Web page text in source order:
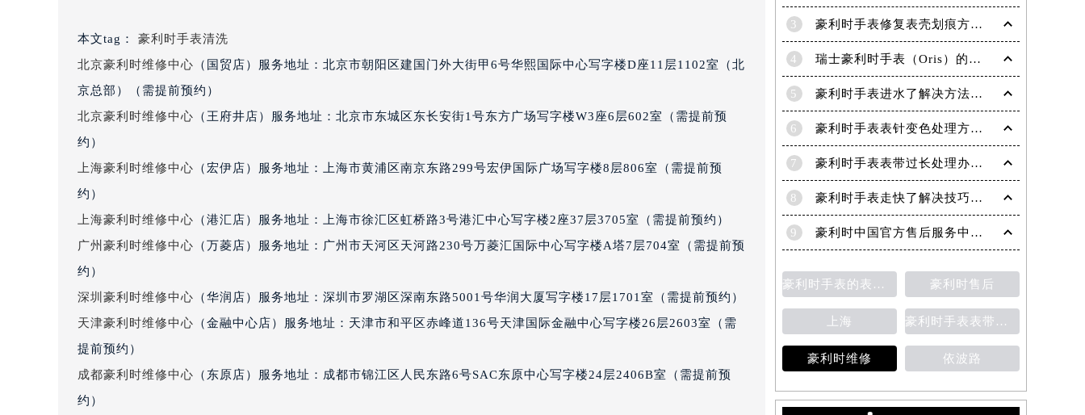
甘肃省兰州市七里河区西津西路16号兰州中心写字楼21层2102室（需提前预约）
重庆市解放碑渝中区民权路28号英利国际金融中心写字楼20层01室（需提前预约）
黑龙江省大庆市萨尔图区会战大街豪利时售后服务中心（需提前预约）
黑龙江省鹤岗市向阳区红军路豪利时售后服务中心（需提前预约）
黑龙江省七台河市桃山区大同街豪利时售后服务中心（需提前预约）
黑龙江省齐齐哈尔市龙沙区龙华路豪利时售后服务中心（需提前预约）
黑龙江省绥化市北林区新华街与康庄路交叉口豪利时售后服务中心（需提前预约）
黑龙江省伊春市伊美区通河路豪利时售后服务中心（需提前预约）
吉林省吉林市船营区河南街豪利时售后服务中心（需提前预约）
本文tag： 豪利时手表清洗
北京豪利时维修中心 （国贸店）服务地址：北京市朝阳区建国门外大街甲6号华熙国际中心写字楼D座11层1102室（北
京总部）（需提前预约）
北京豪利时维修中心 （王府井店）服务地址：北京市东城区东长安街1号东方广场写字楼W3座6层602室（需提前预
约）
上海豪利时维修中心 （宏伊店）服务地址：上海市黄浦区南京东路299号宏伊国际广场写字楼8层806室（需提前预
约）
上海豪利时维修中心 （港汇店）服务地址：上海市徐汇区虹桥路3号港汇中心写字楼2座37层3705室（需提前预约）
广州豪利时维修中心 （万菱店）服务地址：广州市天河区天河路230号万菱汇国际中心写字楼A塔7层704室（需提前预
约）
深圳豪利时维修中心 （华润店）服务地址：深圳市罗湖区深南东路5001号华润大厦写字楼17层1701室（需提前预约）
天津豪利时维修中心 （金融中心店）服务地址：天津市和平区赤峰道136号天津国际金融中心写字楼26层2603室（需
提前预约）
成都豪利时维修中心 （东原店）服务地址：成都市锦江区人民东路6号SAC东原中心写字楼24层2406B室（需提前预
约）
3 豪利时手表修复表壳划痕方法有什么？
4 瑞士豪利时手表（Oris）的保养方式！
5 豪利时手表进水了解决方法盘点
6 豪利时手表表针变色处理方法盘点
7 豪利时手表表带过长处理办法大全
8 豪利时手表走快了解决技巧大全
9 豪利时中国官方售后服务中心｜全部网点地址与客服热线权威信息公示（2026年7月最新）
豪利时手表的表壳清洁方法 豪利时售后
上海 豪利时手表表带安装
豪利时维修 依波路